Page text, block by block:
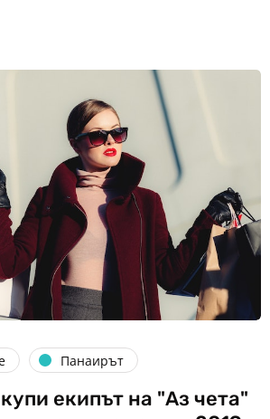
Панаирът
екипът на "Аз чета"